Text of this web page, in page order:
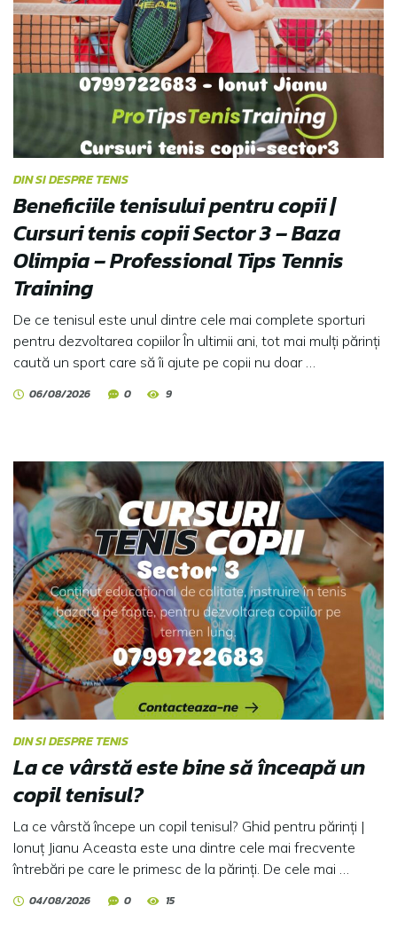
DIN SI DESPRE TENIS
Beneficiile tenisului pentru copii |
Cursuri tenis copii Sector 3 – Baza
Olimpia – Professional Tips Tennis
Training
De ce tenisul este unul dintre cele mai complete sporturi
pentru dezvoltarea copiilor În ultimii ani, tot mai mulți părinți
caută un sport care să îi ajute pe copii nu doar …
06/08/2026 0 9
DIN SI DESPRE TENIS
La ce vârstă este bine să înceapă un
copil tenisul?
La ce vârstă începe un copil tenisul? Ghid pentru părinți |
Ionuț Jianu Aceasta este una dintre cele mai frecvente
întrebări pe care le primesc de la părinți. De cele mai …
04/08/2026 0 15